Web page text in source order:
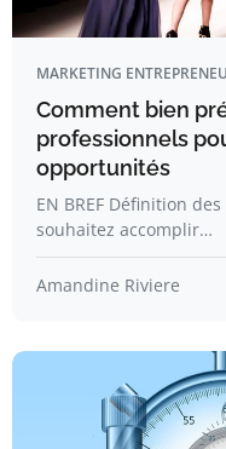
MARKETING
Comment bien
professionnels
opportunités
EN BREF Définition
souhaitez accomplir…
Amandine Riviere